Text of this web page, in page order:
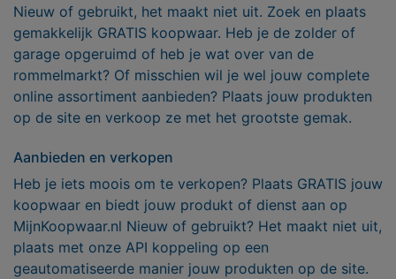
Nieuw of gebruikt, het maakt niet uit. Zoek en plaats
gemakkelijk GRATIS koopwaar. Heb je de zolder of
garage opgeruimd of heb je wat over van de
rommelmarkt? Of misschien wil je wel jouw complete
online assortiment aanbieden? Plaats jouw produkten
op de site en verkoop ze met het grootste gemak.
Aanbieden en verkopen
Heb je iets moois om te verkopen? Plaats GRATIS jouw
koopwaar en biedt jouw produkt of dienst aan op
MijnKoopwaar.nl Nieuw of gebruikt? Het maakt niet uit,
plaats met onze API koppeling op een
geautomatiseerde manier jouw produkten op de site.